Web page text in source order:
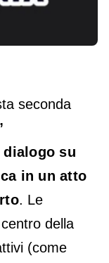
seconda
dialogo su
in un atto
. Le
della
(come